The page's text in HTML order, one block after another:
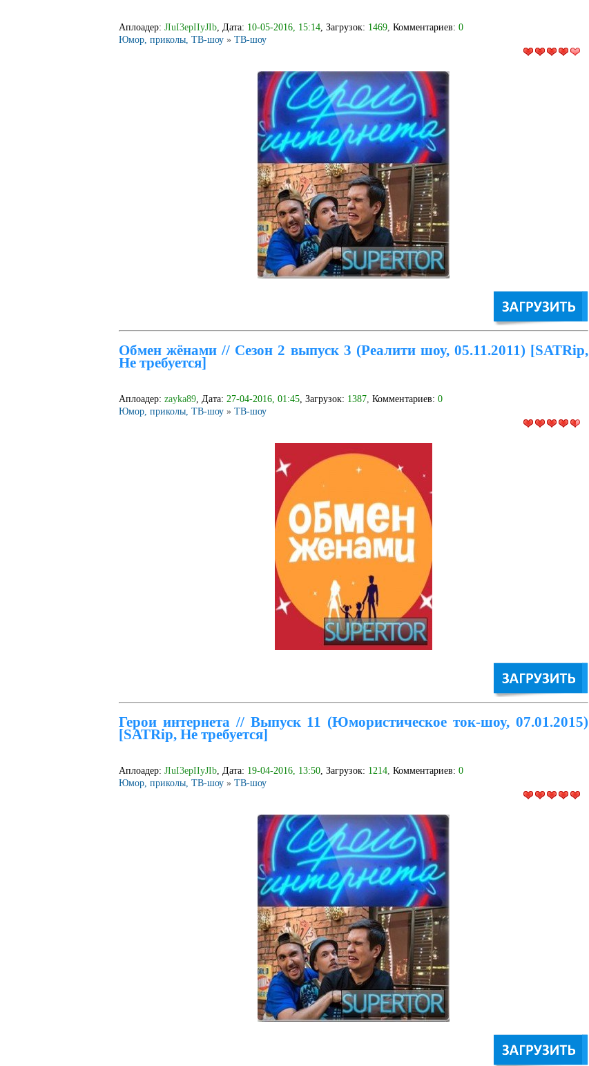
Аплоадер: JIuI3epIIyJIb, Дата: 10-05-2016, 15:14, Загрузок: 1469, Комментариев: 0
Юмор, приколы, ТВ-шоу » ТВ-шоу
Обмен жёнами // Сезон 2 выпуск 3 (Реалити шоу, 05.11.2011) [SATRip,
Не требуется]
Аплоадер: zayka89, Дата: 27-04-2016, 01:45, Загрузок: 1387, Комментариев: 0
Юмор, приколы, ТВ-шоу » ТВ-шоу
Герои интернета // Выпуск 11 (Юмористическое ток-шоу, 07.01.2015)
[SATRip, Не требуется]
Аплоадер: JIuI3epIIyJIb, Дата: 19-04-2016, 13:50, Загрузок: 1214, Комментариев: 0
Юмор, приколы, ТВ-шоу » ТВ-шоу